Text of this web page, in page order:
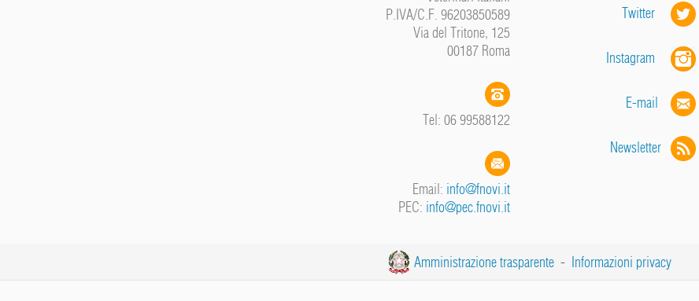
P.IVA/C.F. 96203850589
Via del Tritone, 125
00187 Roma
Tel: 06 99588122
Email: info@fnovi.it
PEC: info@pec.fnovi.it
Twitter
Instagram
E-mail
Newsletter
Amministrazione trasparente- Informazioni privacy